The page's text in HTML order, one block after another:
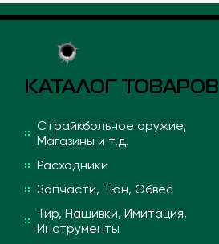
КАТАЛОГ ТОВАРОВ
Страйкбольное оружие,
Магазины и т.д.
Расходники
Запчасти, Тюн, Обвес
Тир, Нашивки, Имитация,
Инструменты